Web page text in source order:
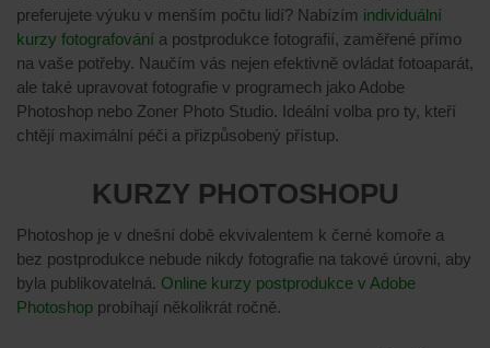
preferujete výuku v menším počtu lidí? Nabízím individuální
kurzy fotografování a postprodukce fotografií, zaměřené přímo
na vaše potřeby. Naučím vás nejen efektivně ovládat fotoaparát,
ale také upravovat fotografie v programech jako Adobe
Photoshop nebo Zoner Photo Studio. Ideální volba pro ty, kteří
chtějí maximální péči a přizpůsobený přístup.
KURZY PHOTOSHOPU
Photoshop je v dnešní době ekvivalentem k černé komoře a
bez postprodukce nebude nikdy fotografie na takové úrovni, aby
byla publikovatelná. Online kurzy postprodukce v Adobe
Photoshop probíhají několikrát ročně.